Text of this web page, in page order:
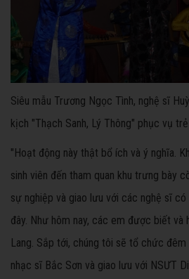
Siêu mẫu Trương Ngọc Tình, nghệ sĩ
kịch "Thạch Sanh, Lý Thông" phục vụ
"Hoạt động này thật bổ ích và ý nghĩa.
sinh viên đến tham quan khu trưng bày
sự nghiệp và giao lưu với các nghệ sĩ
đây. Như hôm nay, các em được biết và
Lang. Sắp tới, chúng tôi sẽ tổ chức đêm
nhạc sĩ Bắc Sơn và giao lưu với NSƯT